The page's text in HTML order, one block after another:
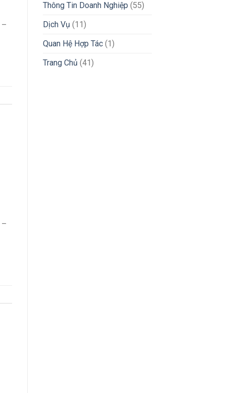
–
–
Thông Tin Doanh Nghiệp (55)
Dịch Vụ (11)
Quan Hệ Hợp Tác(1)
Trang Chủ (41)